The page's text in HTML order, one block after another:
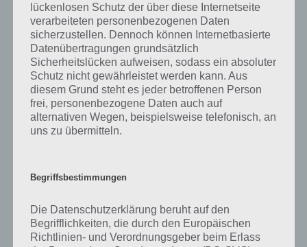
Was ist 94%? In der App 94% musst du auf Basis eines Bildes oder
einer Aussage die Antworten herausfinden, die von anderen Spielern
am häufigsten genannt worden sind. Nur so kannst du das nächste
Level freischalten. Zusammenaddiert ergeben alle Antworten 94
Prozent, wovon die App ihren Namen hat. Entsprechend ist 94
Prozent ein Wort und Rätsel-Spiel. Bereits über 10 Millionen mal
wurde die App mittlerweile heruntergeladen und gehört mit zu den
erfolgreichsten Spiele Apps in diesem Genre im Google Play Store
und iTunes App Store.
Tweet auf Twitter
lückenlosen Schutz der über diese Internetseite
verarbeiteten personenbezogenen Daten
sicherzustellen. Dennoch können Internetbasierte
Datenübertragungen grundsätzlich
Sicherheitslücken aufweisen, sodass ein absoluter
Schutz nicht gewährleistet werden kann. Aus
diesem Grund steht es jeder betroffenen Person
frei, personenbezogene Daten auch auf
alternativen Wegen, beispielsweise telefonisch, an
uns zu übermitteln.
Begriffsbestimmungen
Die Datenschutzerklärung beruht auf den
Begrifflichkeiten, die durch den Europäischen
Richtlinien- und Verordnungsgeber beim Erlass